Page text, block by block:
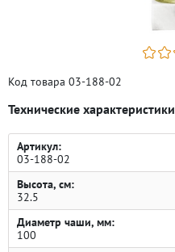
Код товара 03-188-02
Технические характеристики
Артикул:
03-188-02
Высота, см:
32.5
Диаметр чаши, мм:
100